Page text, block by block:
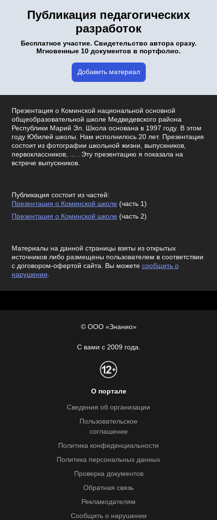
Публикация педагогических
разработок
Бесплатное участие. Свидетельство автора сразу.
Мгновенные 10 документов в портфолио.
Добавить материал
Презентация о Коминской национальной основной
общеобразовательной школе Медведевского района
Республики Марий Эл. Школа основана в 1997 году. В этом
году Юбилей школы. Нам исполнилось 20 лет. Презентация
состоит из фотографии школьной жизни, выпускников,
первоклассников, ... . Эту презентацию я показала на
встрече выпускников.
Публикация состоит из частей:
Презентация о Коминской школе (часть 1)
Презентация о Коминской школе (часть 2)
Материалы на данной страницы взяты из открытых
источников либо размещены пользователем в соответствии
с договором-офертой сайта. Вы можете сообщить о
нарушении.
© ООО «Знанио»
С вами с 2009 года.
О портале
Сведения об организации
Пользовательское
соглашение
Политика конфиденциальности
Политика персональных данных
Проверка документов
Обратная связь
Рекламодателям
Сообщить о нарушении